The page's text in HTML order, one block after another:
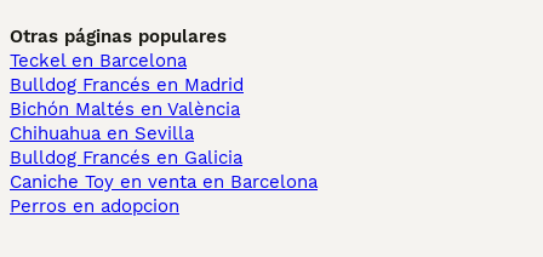
Otras páginas populares
Teckel en Barcelona
Bulldog Francés en Madrid
Bichón Maltés en València
Chihuahua en Sevilla
Bulldog Francés en Galicia
Caniche Toy en venta en Barcelona
Perros en adopcion